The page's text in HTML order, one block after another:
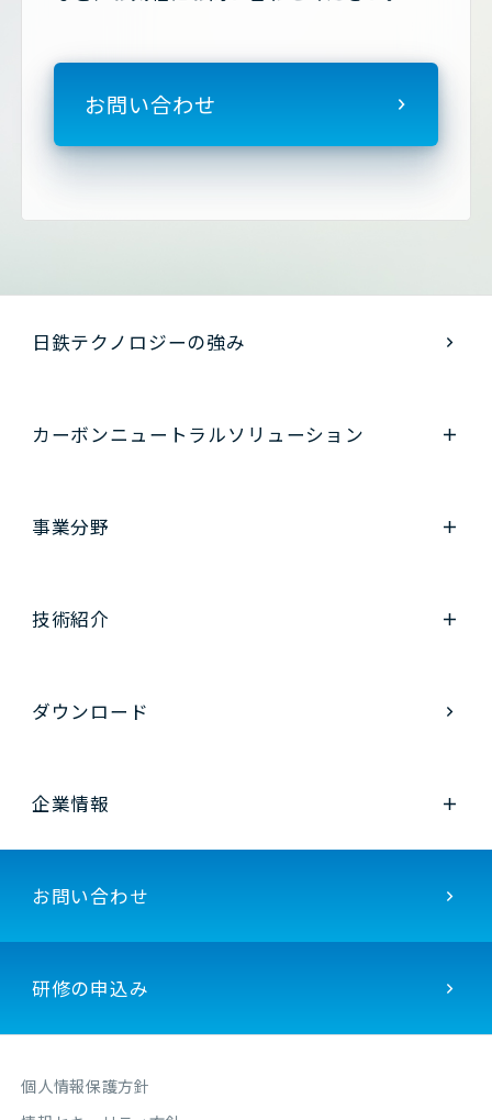
お問い合わせ
日鉄テクノロジーの強み
カーボンニュートラルソリューション
事業分野
技術紹介
ダウンロード
企業情報
お問い合わせ
研修の申込み
個人情報保護方針